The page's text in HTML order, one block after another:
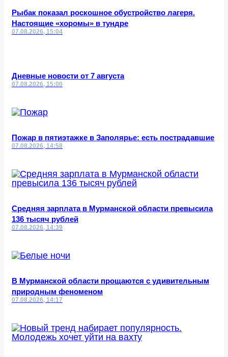
Рыбак показал роскошное обустройство лагеря.
Настоящие «хоромы» в тундре
07.08.2026, 15:04
Дневные новости от 7 августа
07.08.2026, 15:00
Пожар в пятиэтажке в Заполярье: есть пострадавшие
07.08.2026, 14:58
Средняя зарплата в Мурманской области превысила
136 тысяч рублей
07.08.2026, 14:39
В Мурманской области прощаются с удивительным
природным феноменом
07.08.2026, 14:17